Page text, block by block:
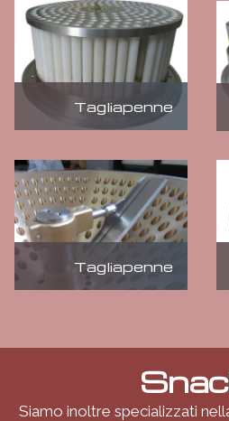
Tagliapenne
Tagliapenne
Siamo inoltre specializzati